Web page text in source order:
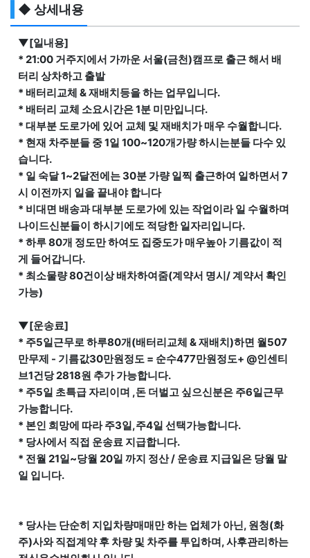
◆ 상세내용
▼[일내용]
* 21:00 거주지에서 가까운 서울(금천)캠프로 출근 해서 배
터리 상차하고 출발
* 배터리교체 & 재배치등을 하는 업무입니다.
* 배터리 교체 소요시간은 1분 미만입니다.
* 대부분 도로가에 있어 교체 및 재배치가 매우 수월합니다.
* 현재 차주분들 중 1일 100~120개가량 하시는분들 다수 있
습니다.
* 일 숙달 1~2달전에는 30분 가량 일찍 출근하여 일하면서 7
시 이전까지 일을 끝내야 합니다
* 비대면 배송과 대부분 도로가에 있는 작업이라 일 수월하며
나이드신분들이 하시기에도 적당한 일자리입니다.
* 하루 80개 정도만 하여도 집중도가 매우높아 기름값이 적
게 들어갑니다.
* 최소물량 80건이상 배차하여줌(계약서 명시/ 계약서 확인
가능)
▼[운송료]
* 주5일근무로 하루80개(배터리교체 & 재배치)하면 월507
만무제 - 기름값30만원정도 = 순수477만원정도+ @인센티
브1건당 2818원 추가 가능합니다.
* 주5일 초특급 자리이며 ,돈 더벌고 싶으신분은 주6일근무
가능합니다.
* 본인 희망에 따라 주3일,주4일 선택가능합니다.
* 당사에서 직접 운송료 지급합니다.
* 전월 21일~당월 20일 까지 정산 / 운송료 지급일은 당월 말
일 입니다.
* 당사는 단순히 지입차량매매만 하는 업체가 아닌, 원청(화
주)사와 직접계약 후 차량 및 차주를 투입하며, 사후관리하는